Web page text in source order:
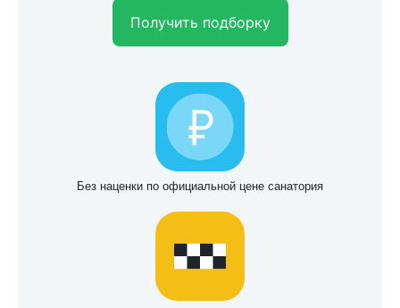
Получить подборку
Без наценки по официальной цене санатория